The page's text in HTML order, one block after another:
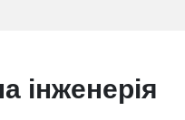
інженерія